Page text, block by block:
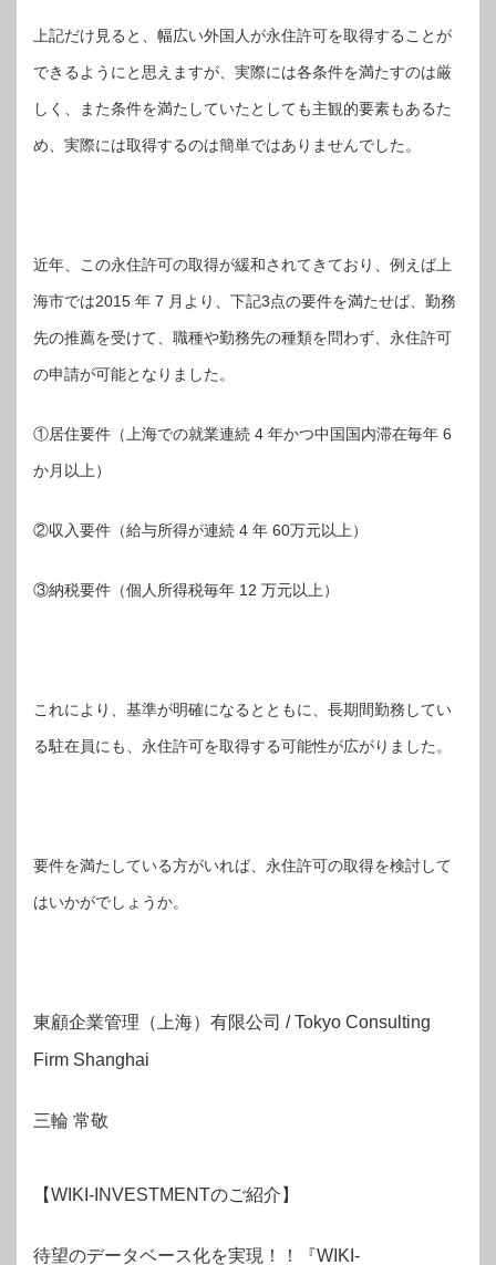
上記だけ見ると、幅広い外国人が永住許可を取得することが
できるようにと思えますが、実際には各条件を満たすのは厳
しく、また条件を満たしていたとしても主観的要素もあるた
め、実際には取得するのは簡単ではありませんでした。
近年、この永住許可の取得が緩和されてきており、例えば上
海市では2015 年 7 月より、下記3点の要件を満たせば、勤務
先の推薦を受けて、職種や勤務先の種類を問わず、永住許可
の申請が可能となりました。
①居住要件（上海での就業連続 4 年かつ中国国内滞在毎年 6
か月以上）
②収入要件（給与所得が連続 4 年 60万元以上）
③納税要件（個人所得税毎年 12 万元以上）
これにより、基準が明確になるとともに、長期間勤務してい
る駐在員にも、永住許可を取得する可能性が広がりました。
要件を満たしている方がいれば、永住許可の取得を検討して
はいかがでしょうか。
東顧企業管理（上海）有限公司 / Tokyo Consulting
Firm Shanghai
三輪 常敬
【WIKI-INVESTMENTのご紹介】
待望のデータベース化を実現！！『WIKI-